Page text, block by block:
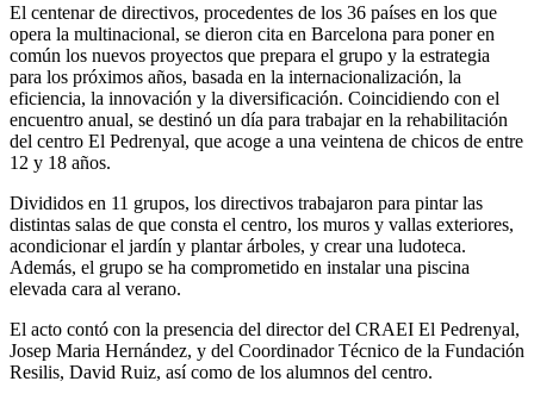
El centenar de directivos, procedentes de los 36 países en los que
opera la multinacional, se dieron cita en Barcelona para poner en
común los nuevos proyectos que prepara el grupo y la estrategia
para los próximos años, basada en la internacionalización, la
eficiencia, la innovación y la diversificación. Coincidiendo con el
encuentro anual, se destinó un día para trabajar en la rehabilitación
del centro El Pedrenyal, que acoge a una veintena de chicos de entre
12 y 18 años.
Divididos en 11 grupos, los directivos trabajaron para pintar las
distintas salas de que consta el centro, los muros y vallas exteriores,
acondicionar el jardín y plantar árboles, y crear una ludoteca.
Además, el grupo se ha comprometido en instalar una piscina
elevada cara al verano.
El acto contó con la presencia del director del CRAEI El Pedrenyal,
Josep Maria Hernández, y del Coordinador Técnico de la Fundación
Resilis, David Ruiz, así como de los alumnos del centro.